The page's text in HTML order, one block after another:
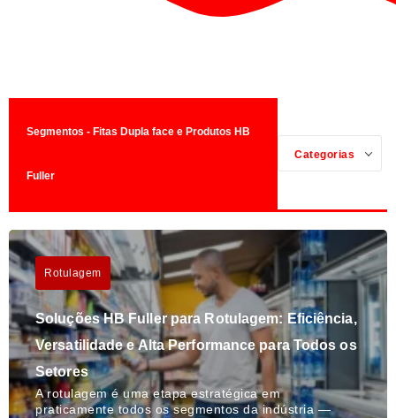
Segmentos - Fitas Dupla face e Produtos HB
Fuller
Categorias
Rotulagem
Soluções HB Fuller para Rotulagem: Eficiência,
Versatilidade e Alta Performance para Todos os
Setores
A rotulagem é uma etapa estratégica em
praticamente todos os segmentos da indústria —